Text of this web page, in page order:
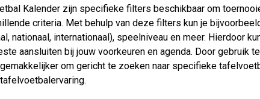
Kalender zijn specifieke filters beschikbaar om
criteria. Met behulp van deze filters kun je
nationaal, internationaal), speelniveau en meer. Hierdoor
aansluiten bij jouw voorkeuren en agenda. Door gebruik
om gericht te zoeken naar specifieke